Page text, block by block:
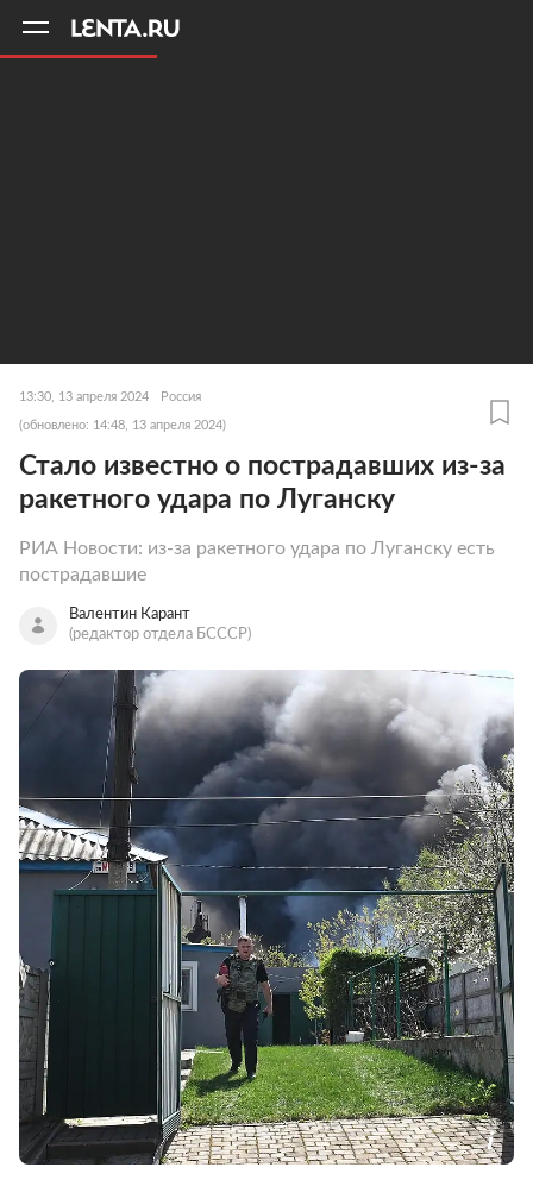
13:30, 13 апреля 2024 Россия
(обновлено: 14:48, 13 апреля 2024)
Стало известно о пострадавших из-за
ракетного удара по Луганску
РИА Новости: из-за ракетного удара по Луганску есть
пострадавшие
Валентин Карант
(редактор отдела БСССР)